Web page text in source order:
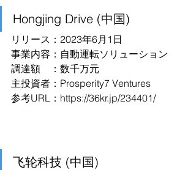
Hongjing Drive (中国)
リリース：2023年6月1日
事業内容：自動運転ソリューション
調達額　：数千万元
主投資者：Prosperity7 Ventures
参考URL：https://36kr.jp/234401/
飞轮科技 (中国)